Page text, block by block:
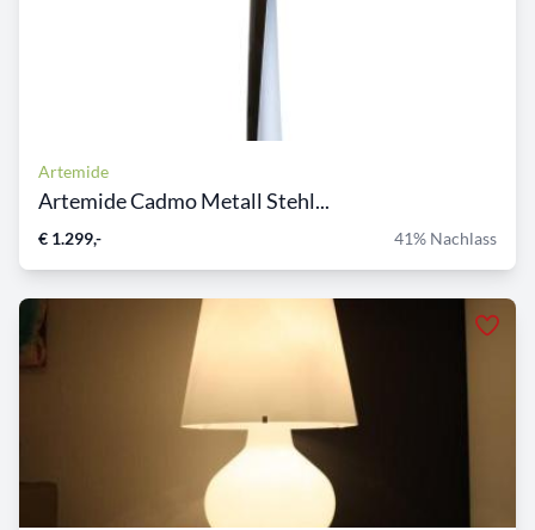
Artemide
Artemide Cadmo Metall Stehl...
€ 1.299,- 41% Nachlass